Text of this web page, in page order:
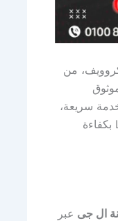
من
سريعة،
قطع غيار أصلية، وفنيين خبراء قادرين على التعامل مع كافة أنواع أعطال أجهزة LG بكفاءة
ال جى عبر